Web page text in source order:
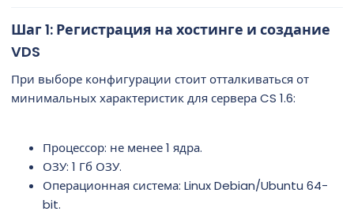
т
е
м
а
ч
а
Шаг 1: Регистрация на хостинге и создание
VDS​
При выборе конфигурации стоит отталкиваться от
минимальных характеристик для сервера CS 1.6:
Процессор: не менее 1 ядра.
ОЗУ: 1 Гб ОЗУ.
Операционная система: Linux Debian/Ubuntu 64-
bit.